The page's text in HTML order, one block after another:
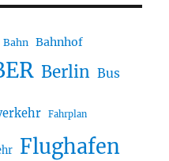
Bahn Bahnhof
Berlin Bus
Fahrplan
Flughafen